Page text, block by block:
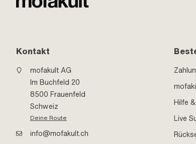
Kontakt
mofakult AG
Im Buchfeld 20
8500 Frauenfeld
Schweiz
Deine Route
info@mofakult.ch
Hilfe
Live